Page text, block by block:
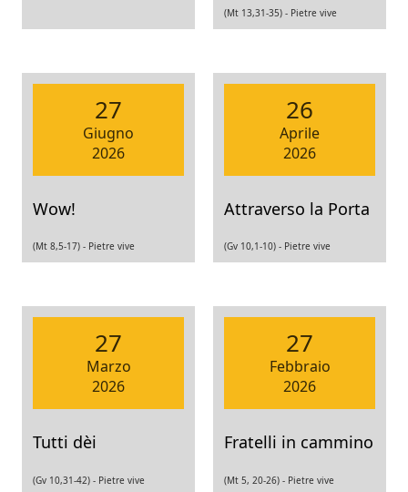
(Mt 13,31-35) - Pietre vive
27
Giugno
2026
Wow!
(Mt 8,5-17) - Pietre vive
26
Aprile
2026
Attraverso la Porta
(Gv 10,1-10) - Pietre vive
27
Marzo
2026
Tutti dèi
(Gv 10,31-42) - Pietre vive
27
Febbraio
2026
Fratelli in cammino
(Mt 5, 20-26) - Pietre vive